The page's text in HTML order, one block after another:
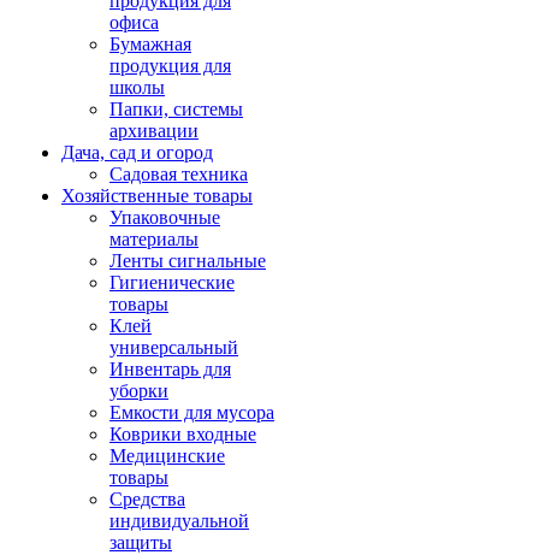
офиса
Бумажная
продукция для
школы
Папки, системы
архивации
Дача, сад и огород
Садовая техника
Хозяйственные товары
Упаковочные
материалы
Ленты сигнальные
Гигиенические
товары
Клей
универсальный
Инвентарь для
уборки
Емкости для мусора
Коврики входные
Медицинские
товары
Средства
индивидуальной
защиты